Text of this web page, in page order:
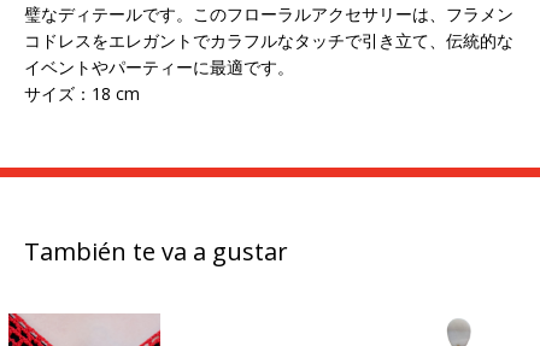
璧なディテールです。このフローラルアクセサリーは、フラメン
コドレスをエレガントでカラフルなタッチで引き立て、伝統的な
イベントやパーティーに最適です。
サイズ：18 cm
También te va a gustar